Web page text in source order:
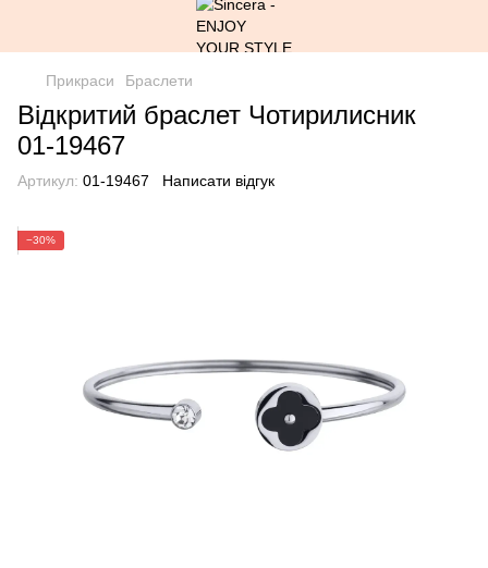
Прикраси Браслети
Відкритий браслет Чотирилисник
01-19467
Артикул: 01-19467 Написати відгук
−30%